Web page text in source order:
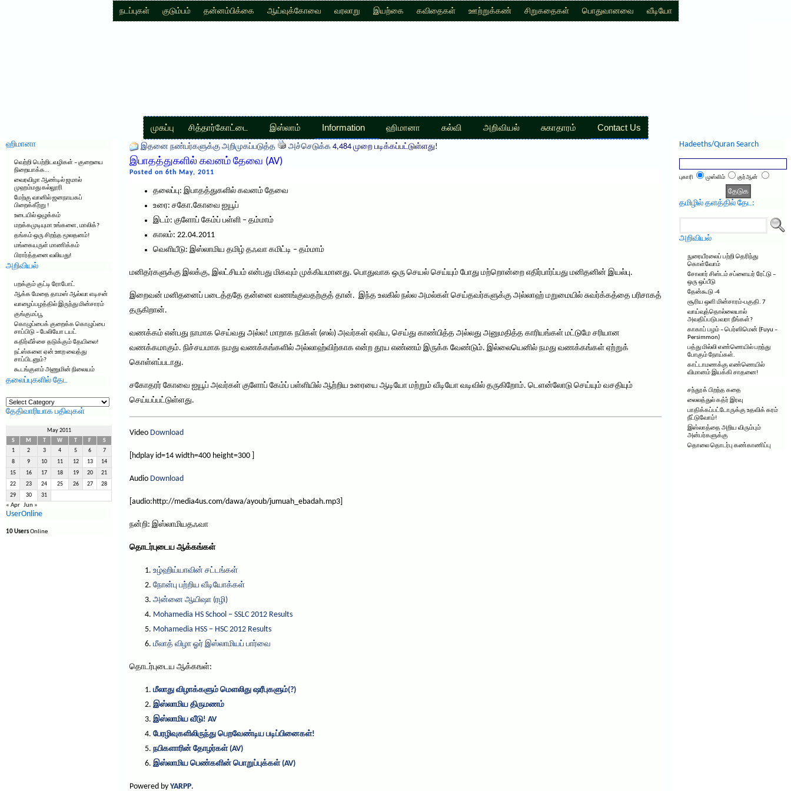
நடப்புகள் குடும்பம் தன்னம்பிக்கை ஆய்வுக்கோவை வரலாறு இயற்கை கவிதைகள் ஊற்றுக்கண் சிறுகதைகள் பொதுவானவை வீடியோ
முகப்பு சித்தார்கோட்டை இஸ்லாம் Information ஹிமானா கல்வி அறிவியல் சுகாதாரம் Contact Us
ஹிமானா
வெற்றி பெற்றிடவழிகள் – குறையை
நிறையாக்க…
வைரவிழா ஆண்டில் ஜமால்
முஹம்மது கல்லூரி
மேற்கு வானில் ஜனநாயகப்
பிறைக்கீற்று !
உடையில் ஒழுக்கம்
மறக்கமுடியுமா உங்களை, மாலிக்?
தங்கம் ஒரு சிறந்த மூலதனம்!
மங்கையருள் மாணிக்கம்
பிரார்த்தனை வலியது!
அறிவியல்
பறக்கும் குட்டி ரோபோட்
ஆக்க மேதை தாமஸ் ஆல்வா எடிசன்
வாழைப்பழத்தில் இருந்து மின்சாரம்
குங்குமப்பூ
கொழுப்பைக் குறைக்க கொழுப்பை
சாப்பிடு – பேலியோ டயட்
கதிர்வீச்சை தடுக்கும் தேயிலை!
நட்ஸ்களை ஏன் ஊற வைத்து
சாப்பிடனும்?
கூடங்குளம் அணுமின் நிலையம்
தலைப்புகளில் தேட
தலைப்புகளில்
தேட
தேதிவாரியாக பதிவுகள்
May 2011
S
M W F
S
1
2 3 4 5 6 7
8 9 10 11 12 13 14
15 16 17 18 19 20 21
22 23 24 25 26 27 28
29 30 31
« Apr Jun »
UserOnline
10 UsersOnline
இதனை நண்பர்களுக்கு அறிமுகப்படுத்த அச்செடுக்க 4,484 முறை படிக்கப்பட்டுள்ளது!
இபாதத்துகளில் கவனம் தேவை (AV)
Posted on 6th May, 2011
தலைப்பு: இபாதத்துகளில் கவனம் தேவை
உரை: சகோ.கோவை ஐயூப்
இடம்: குளோப் கேம்ப் பள்ளி – தம்மாம்
காலம்: 22.04.2011
வெளியீடு: இஸ்லாமிய தமிழ் தஃவா கமிட்டி – தம்மாம்
மனிதர்களுக்கு இலக்கு, இலட்சியம் என்பது மிகவும் முக்கியமானது. பொதுவாக ஒரு செயல் செய்யும் போது மற்றொன்றை எதிர்பார்ப்பது மனிதனின் இயல்பு.
இறைவன் மனிதனைப் படைத்ததே தன்னை வணங்குவதற்குத் தான். இந்த உலகில் நல்ல அமல்கள் செய்தவர்களுக்கு அல்லாஹ் மறுமையில் சுவர்க்கத்தை பரிசாகத்
தருகிறான்.
வணக்கம் என்பது நாமாக செய்வது அல்ல! மாறாக நபிகள் (ஸல்) அவர்கள் ஏவிய, செய்து காண்பித்த அல்லது அனுமதித்த காரியங்கள் மட்டுமே சரியான
வணக்கமாகும். நிச்சயமாக நமது வணக்கங்களில் அல்லாஹ்விற்காக என்ற தூய எண்ணம் இருக்க வேண்டும். இல்லையெனில் நமது வணக்கங்கள் ஏற்றுக்
கொள்ளப்படாது.
சகோதரர் கோவை ஐயூப் அவர்கள் குளோப் கேம்ப் பள்ளியில் ஆற்றிய உரையை ஆடியோ மற்றும் வீடியோ வடிவில் தருகிறோம். டெளன்லோடு செய்யும் வசதியும்
செய்யப்பட்டுள்ளது.
Video Download
[hdplay id=14 width=400 height=300 ]
Audio Download
[audio:http://media4us.com/dawa/ayoub/jumuah_ebadah.mp3]
நன்றி: இஸ்லாமியதஃவா
தொடர்புடைய ஆக்கங்கள்
உழ்ஹிய்யாவின் சட்டங்கள்
நோன்பு பற்றிய வீடியோக்கள்
அன்னை ஆயிஷா (ரழி)
Mohamedia HS School – SSLC 2012 Results
Mohamedia HSS – HSC 2012 Results
மீலாத் விழா ஓர் இஸ்லாமியப் பார்வை
தொடர்புடைய ஆக்கஙள்:
மீலாது விழாக்களும் மெளலிது ஷரீபுகளும்(?)
இஸ்லாமிய திருமணம்
இஸ்லாமிய வீடு! AV
பேரழிவுகளிலிருந்து பெறவேண்டிய படிப்பினைகள்!
நபிகளாரின் தோழர்கள் (AV)
இஸ்லாமிய பெண்களின் பொறுப்புக்கள் (AV)
Powered by YARPP.
Hadeeths/Quran Search
புகாரி முஸ்லிம் குர்ஆன்
தமிழில் தளத்தில் தேட:
அறிவியல்
நுரையீரலைப் பற்றி தெரிந்து
கொள்வோம்
சோலார் சிஸ்டம் சப்ளையர் ரேட்டு –
ஒரு ஒப்பீடு
தேன்கூடு -4
சூரிய ஒளி மின்சாரம்-பகுதி. 7
வாய்வுத்தொல்லையால்
அவதிப்படுபவரா நீங்கள்?
காகாப் பழம் – பெர்ஸிமென் (Fuyu –
Persimmon)
பத்து மில்லி எண்ணெயில் பறந்து
போகும் நோய்கள்.
காட்டாமணக்கு எண்ணெயில்
விமானம் இயக்கி சாதனை!
சந்தூக் பிறந்த கதை
லைலத்துல் கத்ர் இரவு
பாதிக்கப்பட்டோருக்கு உதவிக் கரம்
நீட்டுவோம்!
இஸ்லாத்தை அறிய விரும்பும்
அன்பர்களுக்கு
தொலை தொடர்பு கண்காணிப்பு